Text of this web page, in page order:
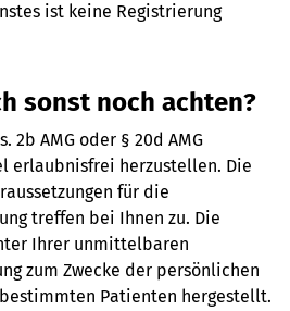
ist keine Registrierung
sonst noch achten?
2b AMG oder § 20d AMG
erlaubnisfrei herzustellen. Die
für die
treffen bei Ihnen zu. Die
Ihrer unmittelbaren
zum Zwecke der persönlichen
Patienten hergestellt.